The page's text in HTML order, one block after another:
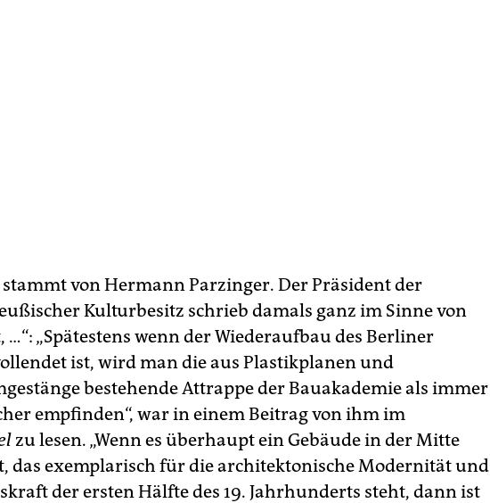
stammt von Hermann Parzinger. Der Präsident der
Kulturbesitz schrieb damals ganz im Sinne von
…“: „Spätestens wenn der Wiederaufbau des Berliner
ist, wird man die aus Plastikplanen und
bestehende Attrappe der Bauakademie als immer
empfinden“, war in einem Beitrag von ihm im
zu lesen. „Wenn es überhaupt ein Gebäude in der Mitte
das exemplarisch für die architektonische Modernität und
der ersten Hälfte des 19. Jahrhunderts steht, dann ist